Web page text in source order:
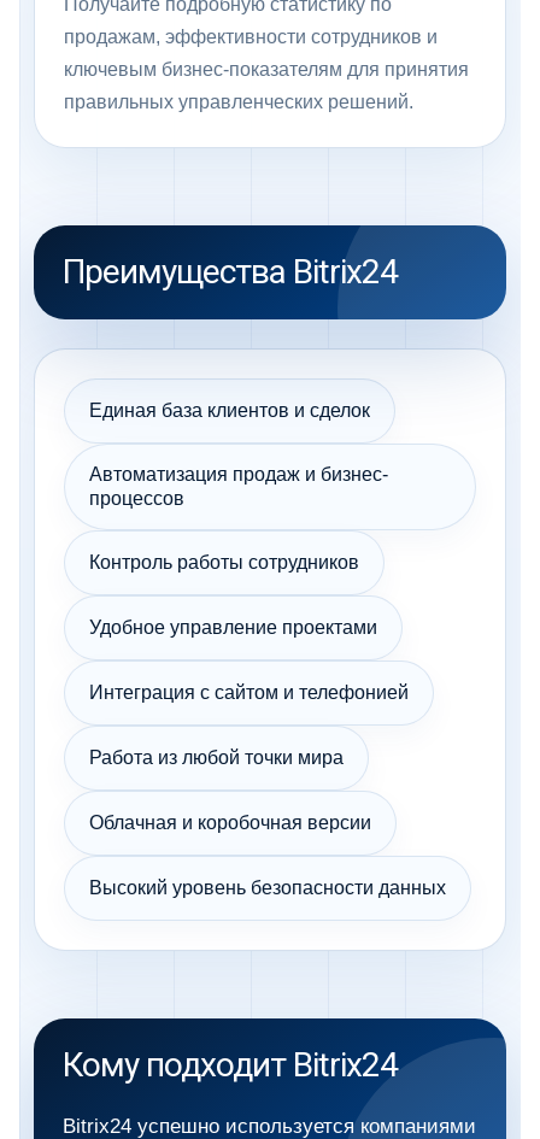
продажам, эффективности сотрудников и
ключевым бизнес-показателям для принятия
правильных управленческих решений.
Преимущества Bitrix24
Единая база клиентов и сделок
Автоматизация продаж и бизнес-
процессов
Контроль работы сотрудников
Удобное управление проектами
Интеграция с сайтом и телефонией
Работа из любой точки мира
Облачная и коробочная версии
Высокий уровень безопасности данных
Кому подходит Bitrix24
Bitrix24 успешно используется компаниями